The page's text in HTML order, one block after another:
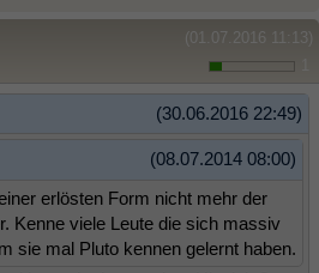
(01.07.2016 11:13)
(30.06.2016 22:49)
(08.07.2014 08:00)
erlösten Form nicht mehr der
Kenne viele Leute die sich massiv
sie mal Pluto kennen gelernt haben.